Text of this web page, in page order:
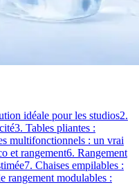
idéale pour les studios2.
3. Tables pliantes :
multifonctionnels : un vrai
et rangement6. Rangement
7. Chaises empilables :
rangement modulables :